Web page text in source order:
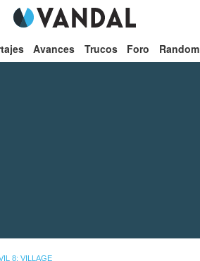
Avances Trucos Foro Random
8: VILLAGE